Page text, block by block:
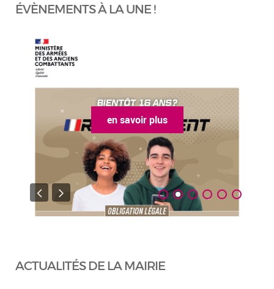
ÉVÈNEMENTS À LA UNE !
en savoir plus
ACTUALITÉS DE LA MAIRIE